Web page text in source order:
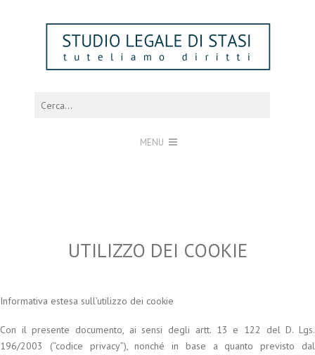
MENU
UTILIZZO DEI COOKIE
Informativa estesa sull’utilizzo dei cookie
Con il presente documento, ai sensi degli artt. 13 e 122 del D. Lgs.
196/2003 (“codice privacy”), nonché in base a quanto previsto dal